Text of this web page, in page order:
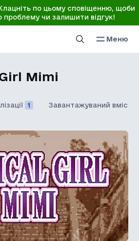
по цьому сповіщенню, щоби
проблему чи залишити відгук!
Меню
Mimi
1 Завантажуваний вміст